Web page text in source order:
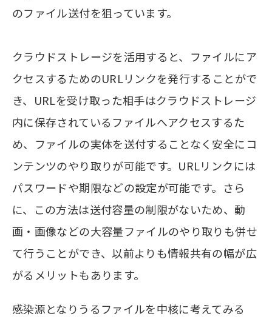
のファイル送付を狙っています。
クラウドストレージを活用すると、ファイルにア
クセスするためのURLリンクを発行することがで
き、URLを受け取った相手はクラウドストレージ
内に保存されているファイルへアクセスするた
め、ファイルの実体を送付することなく安全にコ
ンテンツのやり取りが可能です。URLリンクには
パスワードや期限などの設定が可能です。さら
に、この方法は送付容量の制限がないため、動
画・画像などの大容量ファイルのやり取りも併せ
て行うことができ、以前よりも情報共有の幅が広
がるメリットもあります。
感染源となりうるファイルを中核に考えてみる